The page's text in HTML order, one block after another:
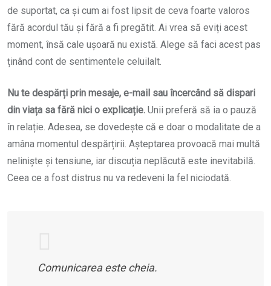
de suportat, ca și cum ai fost lipsit de ceva foarte valoros
fără acordul tău și fără a fi pregătit. Ai vrea să eviți acest
moment, însă cale ușoară nu există. Alege să faci acest pas
ținând cont de sentimentele celuilalt.
Nu te despărți prin mesaje, e-mail sau încercând să dispari
din viața sa fără nici o explicație. Unii preferă să ia o pauză
în relație. Adesea, se dovedește că e doar o modalitate de a
amâna momentul despărțirii. Așteptarea provoacă mai multă
neliniște și tensiune, iar discuția neplăcută este inevitabilă.
Ceea ce a fost distrus nu va redeveni la fel niciodată.
Comunicarea este cheia.